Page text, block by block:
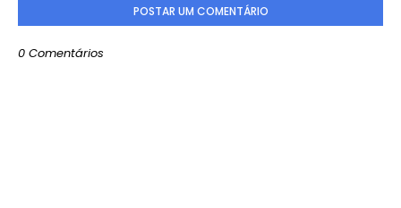
POSTAR UM COMENTÁRIO
0 Comentários